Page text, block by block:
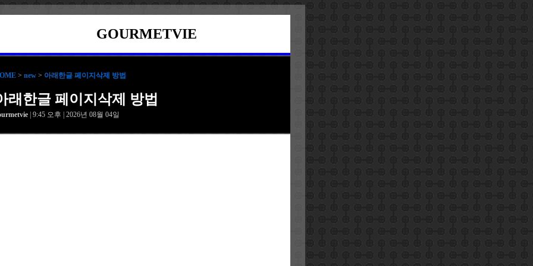
GOURMETVIE
> new > 아래한글 페이지삭제 방법
래한글 페이지삭제 방법
| 9:45 오후 | 2026년 08월 04일